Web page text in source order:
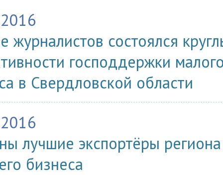
журналистов состоялся
господдержки
в Свердловской области
лучшие экспортёры
бизнеса